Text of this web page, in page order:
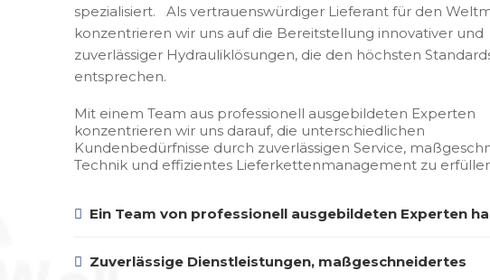
spezialisiert. Als vertrauenswürdiger Lieferant für den
konzentrieren wir uns auf die Bereitstellung innovativer und
zuverlässiger Hydrauliklösungen, die den höchsten
entsprechen.
Mit einem Team aus professionell ausgebildeten Experten
konzentrieren wir uns darauf, die unterschiedlichen
Kundenbedürfnisse durch zuverlässigen Service,
Technik und effizientes Lieferkettenmanagement zu
 Ein Team von professionell ausgebildeten Experten

Zuverlässige Dienstleistungen, maßgeschneidertes